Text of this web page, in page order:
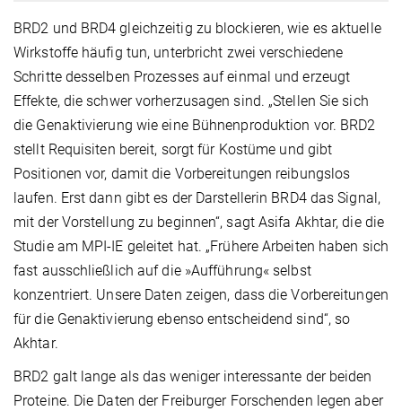
BRD2 und BRD4 gleichzeitig zu blockieren, wie es aktuelle
Wirkstoffe häufig tun, unterbricht zwei verschiedene
Schritte desselben Prozesses auf einmal und erzeugt
Effekte, die schwer vorherzusagen sind. „Stellen Sie sich
die Genaktivierung wie eine Bühnenproduktion vor. BRD2
stellt Requisiten bereit, sorgt für Kostüme und gibt
Positionen vor, damit die Vorbereitungen reibungslos
laufen. Erst dann gibt es der Darstellerin BRD4 das Signal,
mit der Vorstellung zu beginnen“, sagt Asifa Akhtar, die die
Studie am MPI-IE geleitet hat. „Frühere Arbeiten haben sich
fast ausschließlich auf die »Aufführung« selbst
konzentriert. Unsere Daten zeigen, dass die Vorbereitungen
für die Genaktivierung ebenso entscheidend sind“, so
Akhtar.
BRD2 galt lange als das weniger interessante der beiden
Proteine. Die Daten der Freiburger Forschenden legen aber